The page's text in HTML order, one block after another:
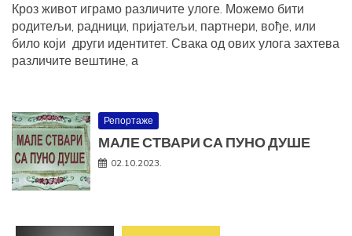
Кроз живот играмо различите улоге. Можемо бити
родитељи, радници, пријатељи, партнери, вође, или
било који други идентитет. Свака од ових улога захтева
различите вештине, а
Репортаже
МАЛЕ СТВАРИ СА ПУНО ДУШЕ
02.10.2023.